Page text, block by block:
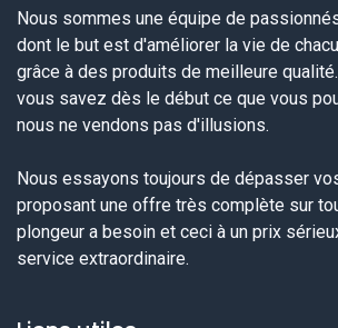
Nous sommes une équipe de
dont le but est d'améliorer la vie de
grâce à des produits de meilleure
vous savez dès le début ce que vous
nous ne vendons pas d'illusions.
Nous essayons toujours de dépasser
proposant une offre très complète sur
plongeur a besoin et ceci à un prix
service extraordinaire.